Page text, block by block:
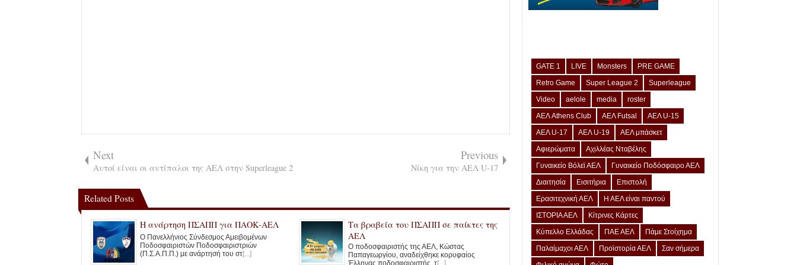
Next
Αυτοί είναι οι αντίπαλοι της ΑΕΛ στην Superleague 2
Previous
Νίκη για την ΑΕΛ U-17
Related Posts
Η ανάρτηση ΠΣΑΠΠ για ΠΑΟΚ-ΑΕΛ
Ο Πανελλήνιος Σύνδεσμος Αμειβομένων
Ποδοσφαιριστών Ποδοσφαιριστριών
(Π.Σ.Α.Π.Π.) με ανάρτησή του στ[...]
Τα βραβεία του ΠΣΑΠΠ σε παίκτες της
ΑΕΛ
Ο ποδοσφαιριστής της ΑΕΛ, Κώστας
Παπαγεωργίου, αναδείχθηκε κορυφαίος
Έλληνας ποδοσφαιριστής τ[...]
GATE 1 LIVE Monsters
PRE GAME
Retro Game
Super League 2
Superleague
Video
aelole media
roster
ΑΕΛ Athens Club
ΑΕΛ Futsal
ΑΕΛ U-15
ΑΕΛ U-17
ΑΕΛ U-19
ΑΕΛ μπάσκετ
Αφιερώματα
Αχιλλέας Νταβέλης
Γυναικείο Βόλεϊ ΑΕΛ
Γυναικείο Ποδόσφαιρο ΑΕΛ
Διαιτησία
Εισιτήρια
Επιστολή
Ερασιτεχνική ΑΕΛ
Η ΑΕΛ είναι παντού
ΙΣΤΟΡΙΑ ΑΕΛ
Κίτρινες Κάρτες
Κύπελλο Ελλάδας
ΠΑΕ ΑΕΛ
Πάμε Στοίχημα
Παλαίμαχοι ΑΕΛ
Προϊστορία ΑΕΛ
Σαν σήμερα